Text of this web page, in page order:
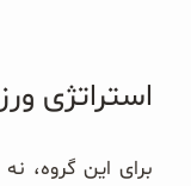
استراتژی
برای این گروه،